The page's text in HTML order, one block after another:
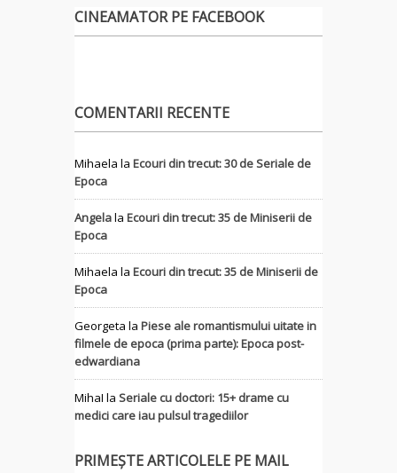
CINEAMATOR PE FACEBOOK
COMENTARII RECENTE
Mihaela la Ecouri din trecut: 30 de Seriale de
Epoca
Angelala Ecouri din trecut: 35 de Miniserii de
Epoca
Mihaela la Ecouri din trecut: 35 de Miniserii de
Epoca
Georgeta la Piese ale romantismului uitate in
filmele de epoca (prima parte): Epoca post-
edwardiana
MihaI la Seriale cu doctori: 15+ drame cu
medici care iau pulsul tragediilor
PRIMEȘTE ARTICOLELE PE MAIL